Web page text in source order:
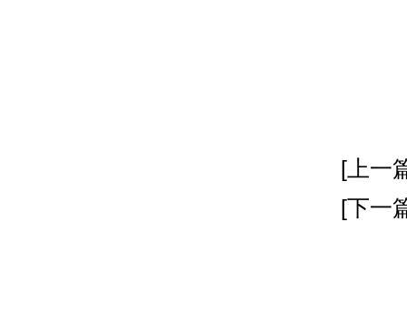
[上一
[下一